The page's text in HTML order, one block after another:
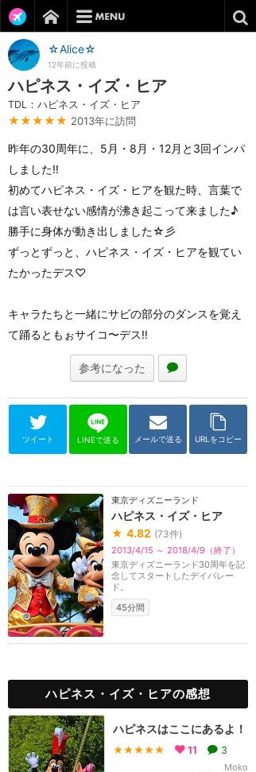
☆Alice☆
12年前に投稿
ハピネス・イズ・ヒア
TDL：ハピネス・イズ・ヒア
★★★★★ 2013年に訪問
昨年の30周年に、5月・8月・12月と3回インパ
しました‼︎
初めてハピネス・イズ・ヒアを観た時、言葉で
は言い表せない感情が沸き起こって来ました♪
勝手に身体が動き出しました☆彡
ずっとずっと、ハピネス・イズ・ヒアを観てい
たかったデス♡
キャラたちと一緒にサビの部分のダンスを覚え
て踊るともぉサイコ〜デス‼︎
参考になった
ツイート LINEで送る メールで送る URLをコピー
東京ディズニーランド
ハピネス・イズ・ヒア
★ 4.82 (73件)
2013/4/15 ～ 2018/4/9（終了）
東京ディズニーランド30周年を記
念してスタートしたデイパレー
ド。
45分間
ハピネス・イズ・ヒアの感想
ハピネスはここにあるよ！
★★★★★ 11 3
Moko